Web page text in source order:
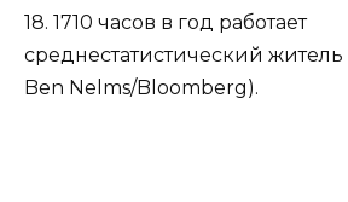
18. 1710 часов в год работает
среднестатистический
Ben Nelms/Bloomberg).